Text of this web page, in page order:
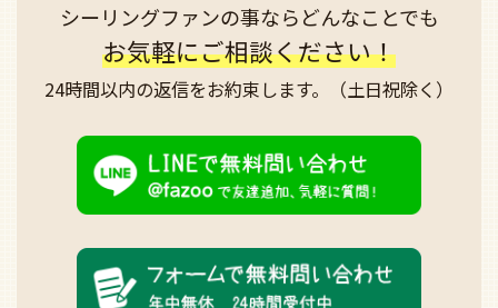
シーリングファンの事ならどんなことでも
お気軽にご相談ください！
24時間以内の返信をお約束します。 （土日祝除く）